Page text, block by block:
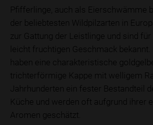
Pfifferlinge, auch als Eierschwämme
der beliebtesten Wildpilzarten in
zur Gattung der Leistlinge und sind
leicht fruchtigen Geschmack
haben eine charakteristische
trichterförmige Kappe mit welligem
Jahrhunderten ein fester Bestandteil
Küche und werden oft aufgrund ihrer
Aromen geschätzt.